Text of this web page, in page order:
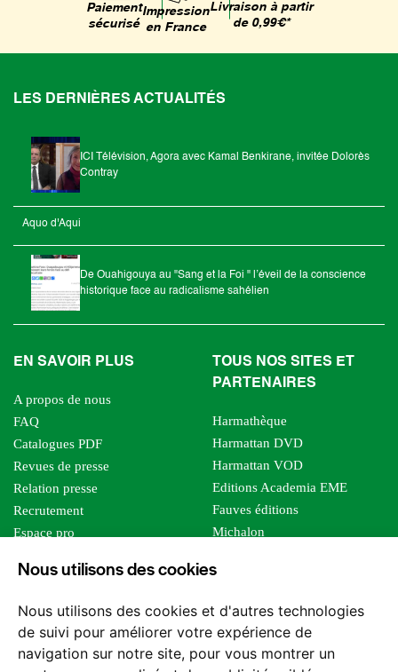
Nous utilisons des cookies
Nous utilisons des cookies et d'autres technologies
de suivi pour améliorer votre expérience de
navigation sur notre site, pour vous montrer un
Paiement
sécurisé
Impression
en France
Livraison à partir
de 0,99€*
LES DERNIÈRES ACTUALITÉS
ICI Télévision, Agora avec Kamal Benkirane, invitée Dolorès
Contray
Aquo d'Aqui
De Ouahigouya au "Sang et la Foi " l’éveil de la conscience
historique face au radicalisme sahélien
EN SAVOIR PLUS
A propos de nous
FAQ
Catalogues PDF
Revues de presse
Relation presse
Recrutement
Espace pro
Foreign rights
TOUS NOS SITES ET
PARTENAIRES
Harmathèque
Harmattan DVD
Harmattan VOD
Editions Academia EME
Fauves éditions
Michalon
Editions Sutton
Les impliqués
Tous les éditeurs